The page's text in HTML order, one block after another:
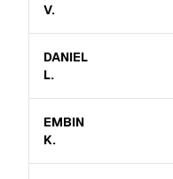
V.
DANIEL
L.
EMBIN
K.